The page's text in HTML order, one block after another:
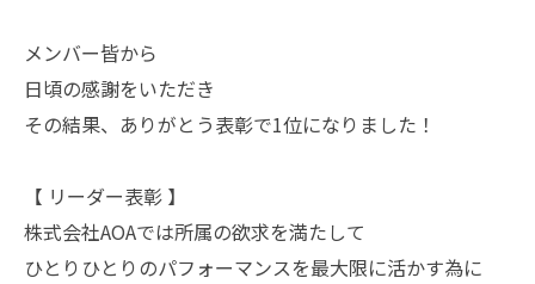
メンバー皆から
日頃の感謝をいただき
その結果、ありがとう表彰で1位になりました！
【 リーダー表彰 】
株式会社AOAでは所属の欲求を満たして
ひとりひとりのパフォーマンスを最大限に活かす為に